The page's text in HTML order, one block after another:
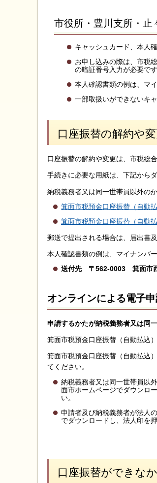
市役所・豊川支所・止
キャッシュカード、本人
お申し込みの際は、市税
の暗証番号入力が必要で
本人確認書類の例は、マ
一部取扱いができないキ
口座振替の解約や
口座振替の解約や変更は、市税総
手続きに必要な用紙は、下記から
納税義務者又は同一世帯員以外の
箕面市税預金口座振替（自動
箕面市税預金口座振替（自動
郵送で提出される場合は、届出書
本人確認書類の例は、マイナンバ
送付先 〒562-0003 箕面市
オンラインによる電子
申請するかたが納税義務者又は同
箕面市税預金口座振替（自動払込
箕面市税預金口座振替（自動払込
てください。
納税義務者又は同一世帯員以
面市ホームページでダウンロ
い。
申請者及び納税義務者が法人
でダウンロードし、法人印を
口座振替ができな